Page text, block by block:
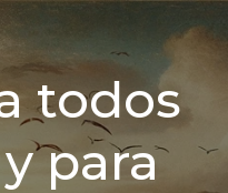
todos
para